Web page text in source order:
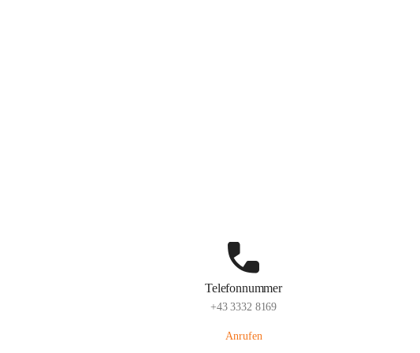
Telefonnummer
+43 3332 8169
Anrufen